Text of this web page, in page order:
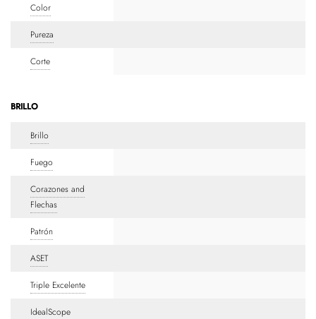
Color
Pureza
Corte
BRILLO
Brillo
Fuego
Corazones and
Flechas
Patrón
ASET
Triple Excelente
IdealScope